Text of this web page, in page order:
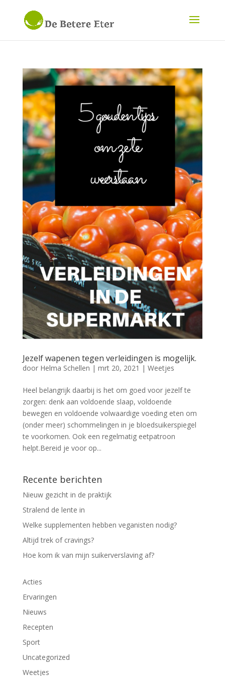
Jezelf wapenen tegen verleidingen is mogelijk.
door Helma Schellen | mrt 20, 2021 | Weetjes
Heel belangrijk daarbij is het om goed voor jezelf te
zorgen: denk aan voldoende slaap, voldoende
bewegen en voldoende volwaardige voeding eten om
(onder meer) schommelingen in je bloedsuikerspiegel
te voorkomen. Ook een regelmatig eetpatroon
helpt.Bereid je voor op...
Recente berichten
Nieuw gezicht in de praktijk
Stralend de lente in
Welke supplementen hebben veganisten nodig?
Altijd trek of cravings?
Hoe kom ik van mijn suikerverslaving af?
Acties
Ervaringen
Nieuws
Recepten
Sport
Uncategorized
Weetjes